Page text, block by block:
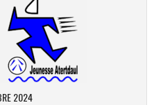
2024